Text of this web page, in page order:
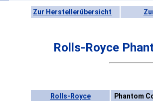
Zur Herstellerübersicht
Rolls-Royce
Rolls-Royce Phantom